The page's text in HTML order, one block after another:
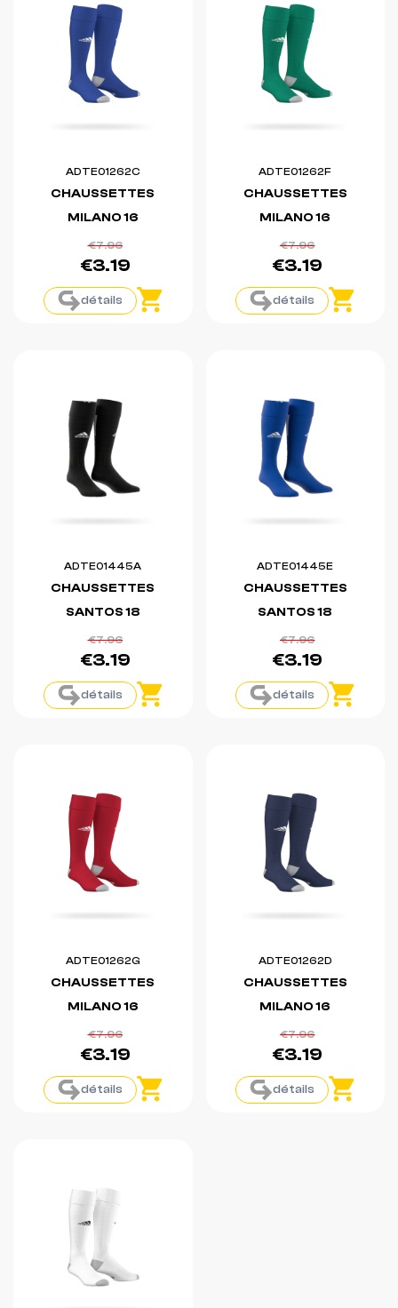
ADTE01262C
CHAUSSETTES
MILANO 16
€7.96
€3.19
détails
ADTE01262F
CHAUSSETTES
MILANO 16
€7.96
€3.19
détails
ADTE01445A
CHAUSSETTES
SANTOS 18
€7.96
€3.19
détails
ADTE01445E
CHAUSSETTES
SANTOS 18
€7.96
€3.19
détails
ADTE01262G
CHAUSSETTES
MILANO 16
€7.96
€3.19
détails
ADTE01262D
CHAUSSETTES
MILANO 16
€7.96
€3.19
détails